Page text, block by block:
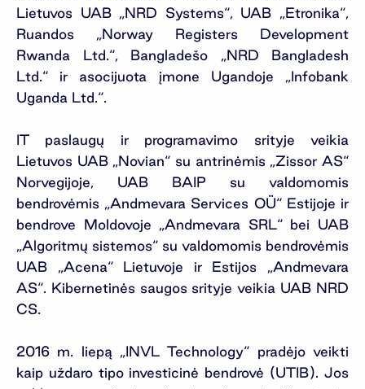
Lietuvos UAB „NRD Systems“, UAB „Etronika“,
Ruandos „Norway Registers Development
Rwanda Ltd.“, Bangladešo „NRD Bangladesh
Ltd.“ ir asocijuota įmone Ugandoje „Infobank
Uganda Ltd.“.
IT paslaugų ir programavimo srityje veikia
Lietuvos UAB „Novian“ su antrinėmis „Zissor AS“
Norvegijoje, UAB BAIP su valdomomis
bendrovėmis „Andmevara Services OÜ“ Estijoje ir
bendrove Moldovoje „Andmevara SRL“ bei UAB
„Algoritmų sistemos“ su valdomomis bendrovėmis
UAB „Acena“ Lietuvoje ir Estijos „Andmevara
AS“. Kibernetinės saugos srityje veikia UAB NRD
CS.
2016 m. liepą „INVL Technology“ pradėjo veikti
kaip uždaro tipo investicinė bendrovė (UTIB). Jos